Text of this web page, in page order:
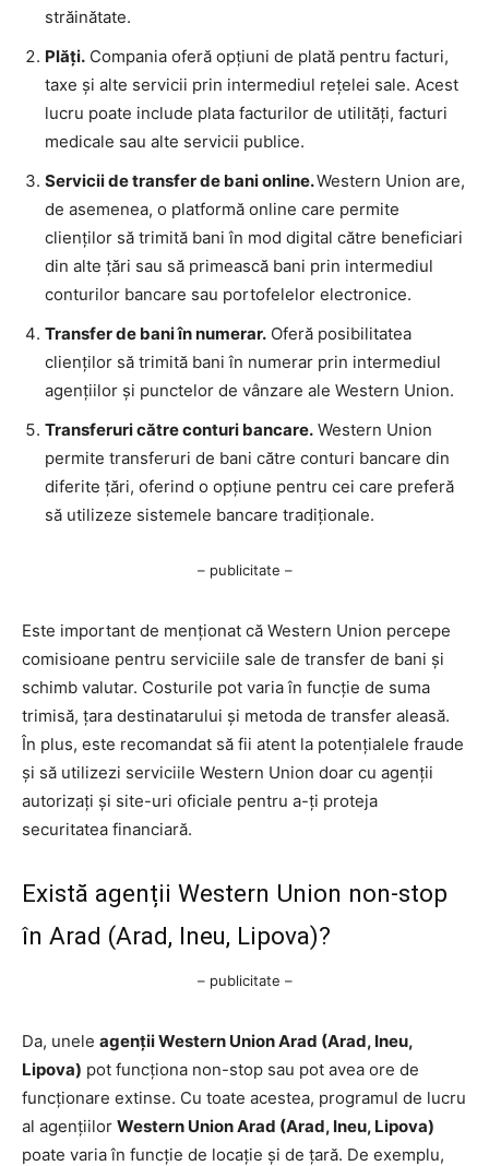
străinătate.
Plăți. Compania oferă opțiuni de plată pentru facturi,
taxe și alte servicii prin intermediul rețelei sale. Acest
lucru poate include plata facturilor de utilități, facturi
medicale sau alte servicii publice.
Servicii de transfer de bani online.Western Union are,
de asemenea, o platformă online care permite
clienților să trimită bani în mod digital către beneficiari
din alte țări sau să primească bani prin intermediul
conturilor bancare sau portofelelor electronice.
Transfer de bani în numerar. Oferă posibilitatea
clienților să trimită bani în numerar prin intermediul
agențiilor și punctelor de vânzare ale Western Union.
Transferuri către conturi bancare. Western Union
permite transferuri de bani către conturi bancare din
diferite țări, oferind o opțiune pentru cei care preferă
să utilizeze sistemele bancare tradiționale.
– publicitate –
Este important de menționat că Western Union percepe
comisioane pentru serviciile sale de transfer de bani și
schimb valutar. Costurile pot varia în funcție de suma
trimisă, țara destinatarului și metoda de transfer aleasă.
În plus, este recomandat să fii atent la potențialele fraude
și să utilizezi serviciile Western Union doar cu agenții
autorizați și site-uri oficiale pentru a-ți proteja
securitatea financiară.
Există agenții Western Union non-stop
în Arad (Arad, Ineu, Lipova)?
– publicitate –
Da, unele agenții Western Union Arad (Arad, Ineu,
Lipova) pot funcționa non-stop sau pot avea ore de
funcționare extinse. Cu toate acestea, programul de lucru
al agențiilor Western Union Arad (Arad, Ineu, Lipova)
poate varia în funcție de locație și de țară. De exemplu,